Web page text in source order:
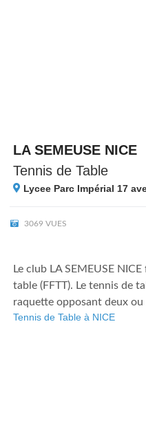
LA SEMEUSE NICE
Tennis de Table
Lycee Parc Impérial 17
3069 VUES
Le club LA SEMEUSE
table (FFTT). Le tennis de
raquette opposant deux
Tennis de Table à NICE